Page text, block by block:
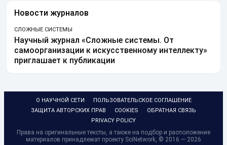
Новости журналов
СЛОЖНЫЕ СИСТЕМЫ
Научный журнал «Сложные системы. От
самоорганизации к искусственному интеллекту»
приглашает к публикации
О НАУЧНОЙ СЕТИ
ПОЛЬЗОВАТЕЛЬСКОЕ СОГЛАШЕНИЕ
ЗАЩИТА АВТОРСКИХ ПРАВ
COOKIES
ОБРАТНАЯ СВЯЗЬ
PRIVACY POLICY
Права на оригинальные тексты, а также на подбор и расположение
материалов принадлежат проекту SciNetwork, © 2016 — 2026